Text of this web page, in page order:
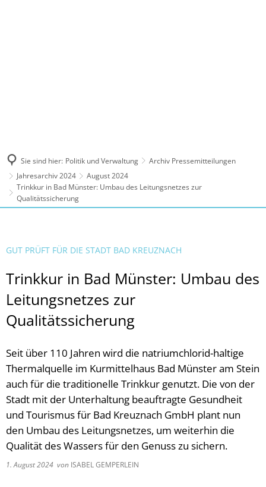
Sie sind hier: Politik und Verwaltung
Archiv Pressemitteilungen
Jahresarchiv 2024
August 2024
Trinkkur in Bad Münster: Umbau des Leitungsnetzes zur
Qualitätssicherung
GUT PRÜFT FÜR DIE STADT BAD KREUZNACH
Trinkkur in Bad Münster: Umbau des
Leitungsnetzes zur
Qualitätssicherung
Seit über 110 Jahren wird die natriumchlorid-haltige
Thermalquelle im Kurmittelhaus Bad Münster am Stein
auch für die traditionelle Trinkkur genutzt. Die von der
Stadt mit der Unterhaltung beauftragte Gesundheit
und Tourismus für Bad Kreuznach GmbH plant nun
den Umbau des Leitungsnetzes, um weiterhin die
Qualität des Wassers für den Genuss zu sichern.
1. August 2024 von ISABEL GEMPERLEIN